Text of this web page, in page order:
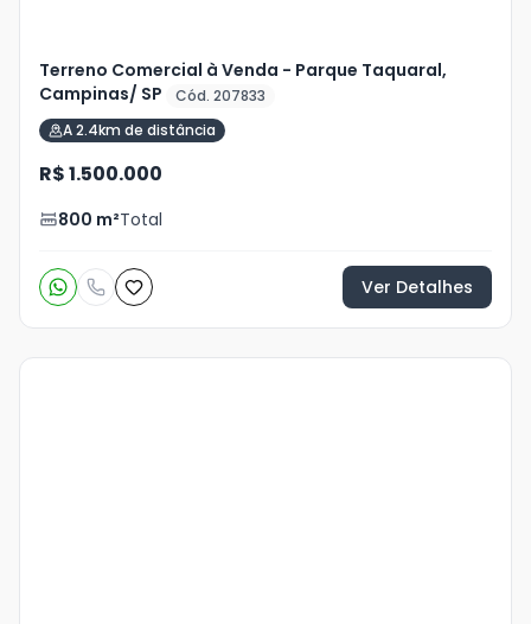
Terreno Comercial à Venda - Parque Taquaral,
Campinas/ SP
Cód. 207833
A 2.4km de distância
R$ 1.500.000
800 m²Total
Ver Detalhes